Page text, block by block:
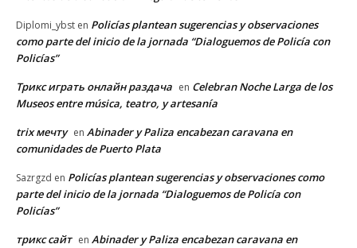
Diplomi_ybst en Policías plantean sugerencias y observaciones
como parte del inicio de la jornada “Dialoguemos de Policía con
Policías”
Трикс играть онлайн раздача en Celebran Noche Larga de los
Museos entre música, teatro, y artesanía
trix мечту en Abinader y Paliza encabezan caravana en
comunidades de Puerto Plata
Sazrgzd en Policías plantean sugerencias y observaciones como
parte del inicio de la jornada “Dialoguemos de Policía con
Policías”
трикс сайт en Abinader y Paliza encabezan caravana en